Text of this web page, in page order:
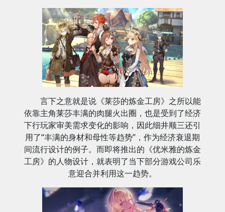
言下之意就是说《莱莎的炼金工房》之所以能
依靠主角莱莎丰满的肉腿火出圈，也是受到了经济
下行玩家审美需求变化的影响，因此细井顺三还引
用了“丰满的身材和母性等趋势”，作为经济衰退期
间流行设计的例子。而即将推出的《优米雅的炼金
工房》的人物设计，就表明了当下部分游戏公司乐
意迎合并利用这一趋势。